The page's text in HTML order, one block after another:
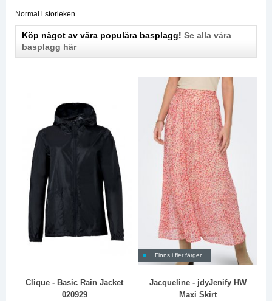
Normal i storleken.
Köp något av våra populära basplagg! Se alla våra
basplagg här
Clique - Basic Rain Jacket
020929
Finns i fler färger
Jacqueline - jdyJenify HW
Maxi Skirt